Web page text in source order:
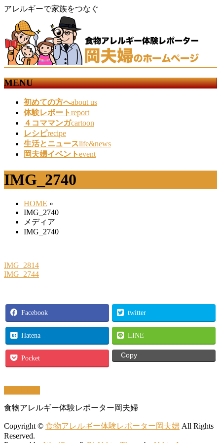
アレルギーで家族をつなぐ
MENU
す
初めての方へabout us
体験レポートreport
４コママンガcartoon
レシピrecipe
生活とニュースlife&news
岡夫婦イベントevent
IMG_2740
HOME »
IMG_2740
メディア
IMG_2740
IMG_2814
IMG_2744
Facebook twitter
Hatena LINE
Pocket Copy
食物アレルギー体験レポーター岡夫婦
Copyright © 食物アレルギー体験レポーター岡夫婦 All Rights
Reserved.